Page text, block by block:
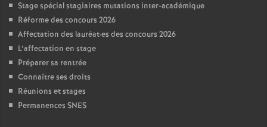
Stage spécial stagiaires mutations inter-académique
Réforme des concours 2026
Affectation des lauréat·es des concours 2026
L’affectation en stage
Préparer sa rentrée
Connaître ses droits
Réunions et stages
Permanences SNES